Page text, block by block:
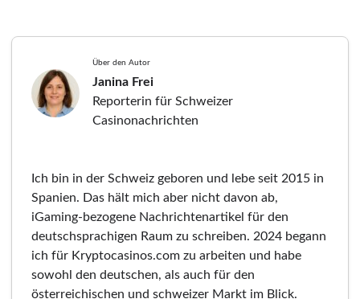
Über den Autor
Janina Frei
Reporterin für Schweizer
Casinonachrichten
Ich bin in der Schweiz geboren und lebe seit 2015 in
Spanien. Das hält mich aber nicht davon ab,
iGaming-bezogene Nachrichtenartikel für den
deutschsprachigen Raum zu schreiben. 2024 begann
ich für Kryptocasinos.com zu arbeiten und habe
sowohl den deutschen, als auch für den
österreichischen und schweizer Markt im Blick.